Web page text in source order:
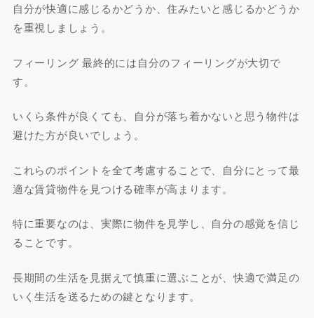
自分が快適に感じるかどうか、住みたいと感じるかどうか
を重視しましょう。
フィーリング 最終的には自分のフィーリングが大切で
す。
いくら条件が良くても、自分が落ち着かないと思う物件は
避けた方が良いでしょう。
これらのポイントを全て考慮することで、自分にとって最
適な賃貸物件を見つける確率が高まります。
特に重要なのは、実際に物件を見学し、自分の感覚を信じ
ることです。
長期間の生活を見据えて慎重に選ぶことが、快適で満足の
いく生活を送るための鍵となります。